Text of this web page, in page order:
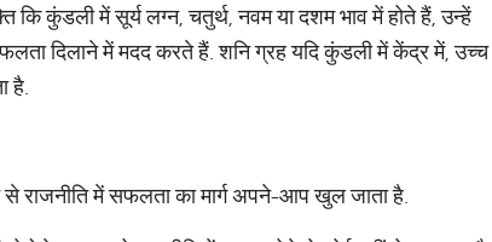
कि कुंडली में सूर्य लग्न, चतुर्थ, नवम या दशम भाव में होते हैं, उन्हें
दिलाने में मदद करते हैं. शनि ग्रह यदि कुंडली में केंद्र में, उच्च
है.
से राजनीति में सफलता का मार्ग अपने-आप खुल जाता है.